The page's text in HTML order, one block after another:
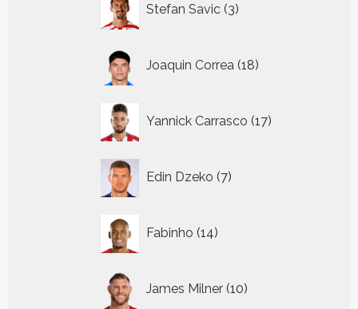
Stefan Savic 3
producten
Joaquin Correa 18
producten
Yannick Carrasco 17
producten
Edin Dzeko 7
producten
Fabinho 14
producten
James Milner 10
producten